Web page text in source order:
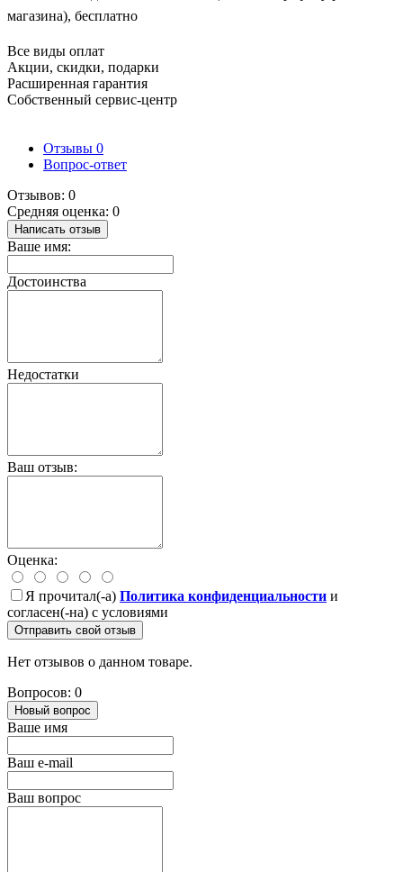
магазина), бесплатно
Все виды оплат
Акции, скидки, подарки
Расширенная гарантия
Собственный сервис-центр
Отзывы 0
Вопрос-ответ
Отзывов: 0
Средняя оценка: 0
Написать отзыв
Ваше имя:
Достоинства
Недостатки
Ваш отзыв:
Оценка:
Я прочитал(-а) Политика конфиденциальности и
согласен(-на) с условиями
Отправить свой отзыв
Нет отзывов о данном товаре.
Вопросов: 0
Новый вопрос
Ваше имя
Ваш e-mail
Ваш вопрос